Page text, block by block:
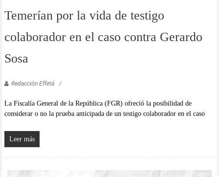
Temerían por la vida de testigo
colaborador en el caso contra Gerardo
Sosa
Redacción Effetá
La Fiscalía General de la República (FGR) ofreció la posibilidad de
considerar o no la prueba anticipada de un testigo colaborador en el caso
Leer más